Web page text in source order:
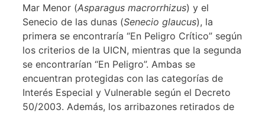
Mar Menor (Asparagus macrorrhizus) y el
Senecio de las dunas (Senecio glaucus), la
primera se encontraría “En Peligro Crítico” según
los criterios de la UICN, mientras que la segunda
se encontrarían “En Peligro”. Ambas se
encuentran protegidas con las categorías de
Interés Especial y Vulnerable según el Decreto
50/2003. Además, los arribazones retirados de